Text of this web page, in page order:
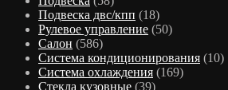
Подвеска двс/кпп (18)
Рулевое управление (50)
Салон (586)
Система кондиционирования (10)
Система охлаждения (169)
Стекла кузовные (39)